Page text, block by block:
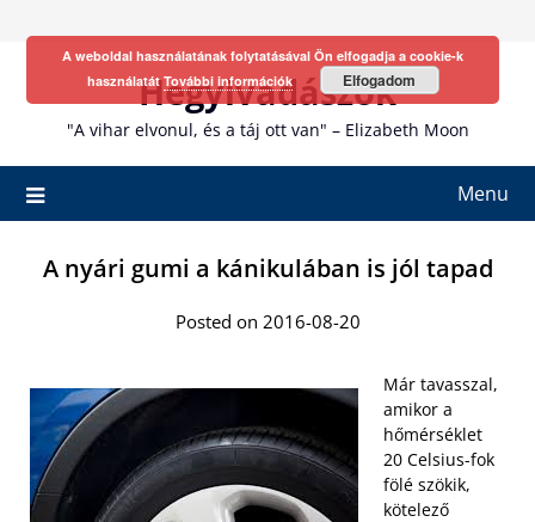
Hegyivadászok
"A vihar elvonul, és a táj ott van" – Elizabeth Moon
Menu
A nyári gumi a kánikulában is jól tapad
Posted on 2016-08-20
Már tavasszal,
amikor a
hőmérséklet
20 Celsius-fok
fölé szökik,
kötelező
A weboldal használatának folytatásával Ön elfogadja a cookie-k
használatátTovábbi információk Elfogadom